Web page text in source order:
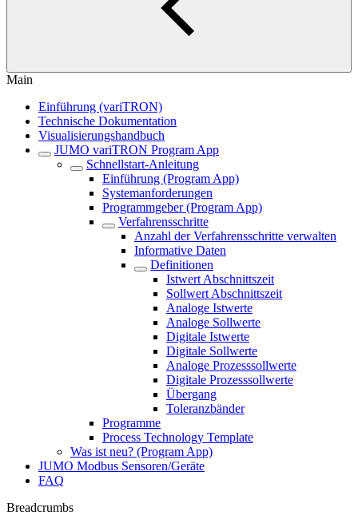
Main
Einführung (variTRON)
Technische Dokumentation
Visualisierungshandbuch
JUMO variTRON Program App
Schnellstart-Anleitung
Einführung (Program App)
Systemanforderungen
Programmgeber (Program App)
Verfahrensschritte
Anzahl der Verfahrensschritte verwalten
Informative Daten
Definitionen
Istwert Abschnittszeit
Sollwert Abschnittszeit
Analoge Istwerte
Analoge Sollwerte
Digitale Istwerte
Digitale Sollwerte
Analoge Prozesssollwerte
Digitale Prozesssollwerte
Übergang
Toleranzbänder
Programme
Process Technology Template
Was ist neu? (Program App)
JUMO Modbus Sensoren/Geräte
FAQ
Breadcrumbs